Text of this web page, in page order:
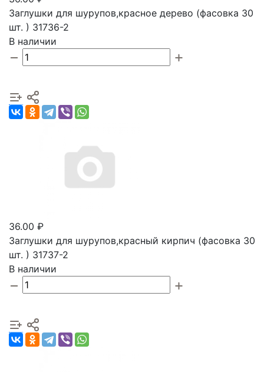
Заглушки для шурупов,красное дерево (фасовка 30
шт. ) 31736-2
В наличии
36.00 ₽
Заглушки для шурупов,красный кирпич (фасовка 30
шт. ) 31737-2
В наличии